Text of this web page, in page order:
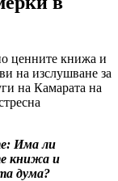
ценните книжа и
на изслушване за
на Камарата на
Има ли
книжа и
дума?